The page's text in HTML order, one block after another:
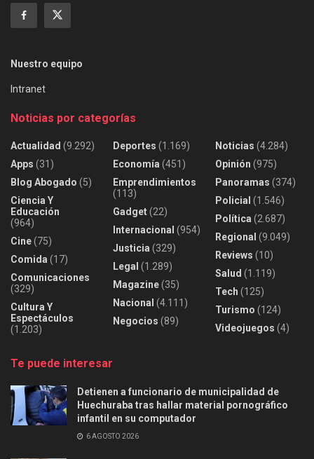
Nuestro equipo
Intranet
Noticias por categorías
Actualidad (9.292)
Apps (31)
Blog Abogado (5)
Ciencia Y
Educación
(964)
Cine(75)
Comida (17)
Comunicaciones
(329)
Cultura Y
Espectáculos
(1.203)
Deportes (1.169)
Economía (451)
Emprendimientos
(113)
Gadget(22)
Internacional (954)
Justicia (329)
Legal (1.289)
Magazine(35)
Nacional (4.111)
Negocios (89)
Noticias (4.284)
Opinión (975)
Panoramas (374)
Policial (1.546)
Política (2.687)
Regional (9.049)
Reviews (10)
Salud (1.119)
Tech (125)
Turismo (124)
Videojuegos (4)
Te puede interesar
Detienen a funcionario de municipalidad de
Huechuraba tras hallar material pornográfico
infantil en su computador
6 AGOSTO 2026